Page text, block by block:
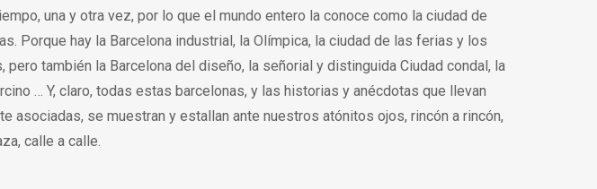
una y otra vez, por lo que el mundo entero la conoce como la ciudad de
Porque hay la Barcelona industrial, la Olímpica, la ciudad de las ferias y los
pero también la Barcelona del diseño, la señorial y distinguida Ciudad condal, la
… Y, claro, todas estas barcelonas, y las historias y anécdotas que llevan
asociadas, se muestran y estallan ante nuestros atónitos ojos, rincón a rincón,
calle a calle.